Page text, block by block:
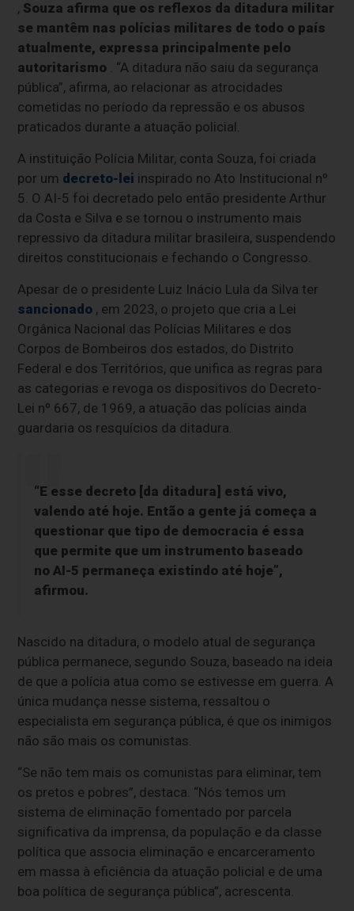
, Souza afirma que os reflexos da ditadura militar
se mantêm nas polícias militares de todo o país
atualmente, expressa principalmente pelo
autoritarismo . “A ditadura não saiu da segurança
pública”, afirma, ao relacionar as atrocidades
cometidas no período da repressão e os abusos
praticados durante a atuação policial.
A instituição Polícia Militar, conta Souza, foi criada
por um decreto-lei inspirado no Ato Institucional nº
5. O AI-5 foi decretado pelo então presidente Arthur
da Costa e Silva e se tornou o instrumento mais
repressivo da ditadura militar brasileira, suspendendo
direitos constitucionais e fechando o Congresso.
Apesar de o presidente Luiz Inácio Lula da Silva ter
sancionado , em 2023, o projeto que cria a Lei
Orgânica Nacional das Polícias Militares e dos
Corpos de Bombeiros dos estados, do Distrito
Federal e dos Territórios, que unifica as regras para
as categorias e revoga os dispositivos do Decreto-
Lei nº 667, de 1969, a atuação das polícias ainda
guardaria os resquícios da ditadura.
“E esse decreto [da ditadura] está vivo,
valendo até hoje. Então a gente já começa a
questionar que tipo de democracia é essa
que permite que um instrumento baseado
no AI-5 permaneça existindo até hoje”,
afirmou.
Nascido na ditadura, o modelo atual de segurança
pública permanece, segundo Souza, baseado na ideia
de que a polícia atua como se estivesse em guerra. A
única mudança nesse sistema, ressaltou o
especialista em segurança pública, é que os inimigos
não são mais os comunistas.
“Se não tem mais os comunistas para eliminar, tem
os pretos e pobres”, destaca. “Nós temos um
sistema de eliminação fomentado por parcela
significativa da imprensa, da população e da classe
política que associa eliminação e encarceramento
em massa à eficiência da atuação policial e de uma
boa política de segurança pública”, acrescenta.